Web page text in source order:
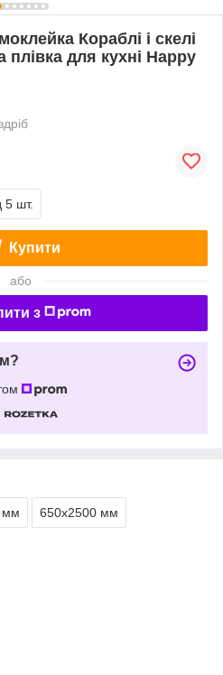
Кораблі і скелі
плівка для кухні Happy
5 шт.
Купити
або
з
мм 650х2500 мм